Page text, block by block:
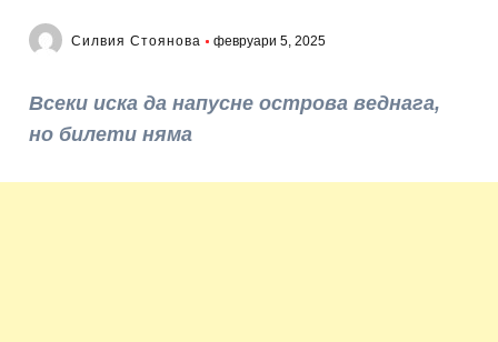
Силвия Стоянова февруари 5, 2025
Всеки иска да напусне острова веднага,
но билети няма